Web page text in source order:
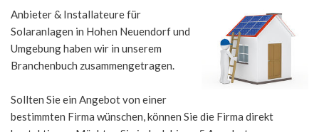
Anbieter & Installateure für
Solaranlagen in Hohen Neuendorf und
Umgebung haben wir in unserem
Branchenbuch zusammengetragen.
Sollten Sie ein Angebot von einer
bestimmten Firma wünschen, können Sie die Firma direkt